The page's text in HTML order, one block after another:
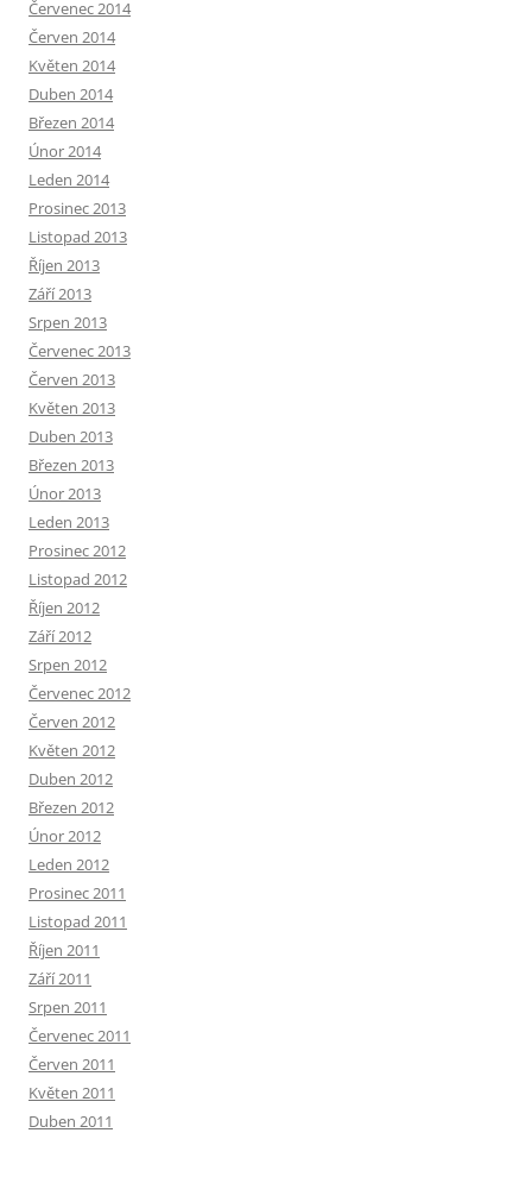
Červenec 2014
Červen 2014
Květen 2014
Duben 2014
Březen 2014
Únor 2014
Leden 2014
Prosinec 2013
Listopad 2013
Říjen 2013
Září 2013
Srpen 2013
Červenec 2013
Červen 2013
Květen 2013
Duben 2013
Březen 2013
Únor 2013
Leden 2013
Prosinec 2012
Listopad 2012
Říjen 2012
Září 2012
Srpen 2012
Červenec 2012
Červen 2012
Květen 2012
Duben 2012
Březen 2012
Únor 2012
Leden 2012
Prosinec 2011
Listopad 2011
Říjen 2011
Září 2011
Srpen 2011
Červenec 2011
Červen 2011
Květen 2011
Duben 2011